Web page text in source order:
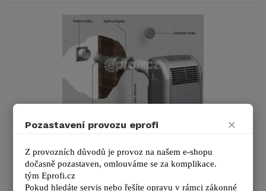
Instalační sada do zdi - 160 mm
Instalační sada do zdi s průměrem 160 mm k mobilním
klimatizacím. Originální příslušenství značky Remko.
Použitím této …
Pozastavení provozu eprofi ×
Z provozních důvodů je provoz na našem e-shopu
dočasně pozastaven, omlouváme se za komplikace.
tým Eprofi.cz
Pokud hledáte servis nebo řešíte opravu v rámci zákonné